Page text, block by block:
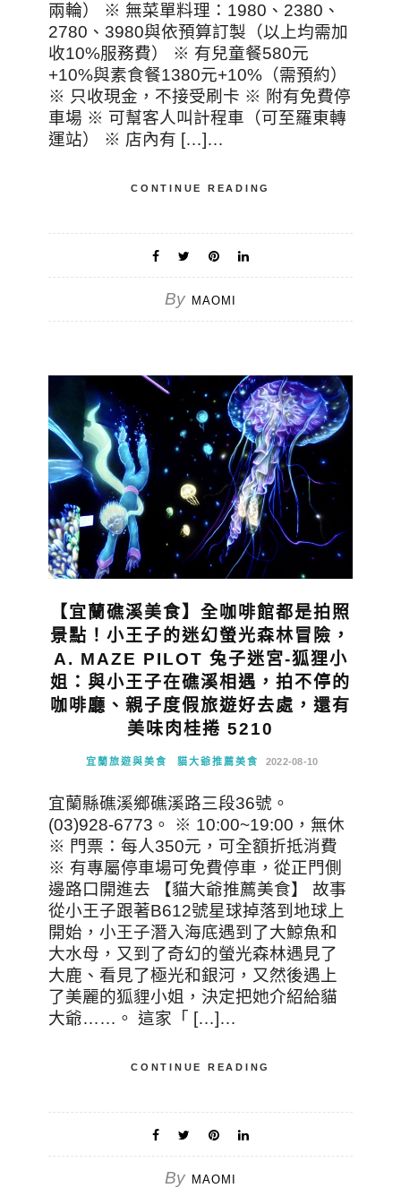
兩輪） ※ 無菜單料理：1980、2380、
2780、3980與依預算訂製（以上均需加
收10%服務費） ※ 有兒童餐580元
+10%與素食餐1380元+10%（需預約）
※ 只收現金，不接受刷卡 ※ 附有免費停
車場 ※ 可幫客人叫計程車（可至羅東轉
運站） ※ 店內有 […]…
CONTINUE READING
By MAOMI
【宜蘭礁溪美食】全咖啡館都是拍照
景點！小王子的迷幻螢光森林冒險，
A. MAZE PILOT 兔子迷宮-狐狸小
姐：與小王子在礁溪相遇，拍不停的
咖啡廳、親子度假旅遊好去處，還有
美味肉桂捲 5210
宜蘭旅遊與美食 貓大爺推薦美食 2022-08-10
宜蘭縣礁溪鄉礁溪路三段36號。
(03)928-6773。 ※ 10:00~19:00，無休
※ 門票：每人350元，可全額折抵消費
※ 有專屬停車場可免費停車，從正門側
邊路口開進去 【貓大爺推薦美食】 故事
從小王子跟著B612號星球掉落到地球上
開始，小王子潛入海底遇到了大鯨魚和
大水母，又到了奇幻的螢光森林遇見了
大鹿、看見了極光和銀河，又然後遇上
了美麗的狐貍小姐，決定把她介紹給貓
大爺……。 這家「 […]…
CONTINUE READING
By MAOMI